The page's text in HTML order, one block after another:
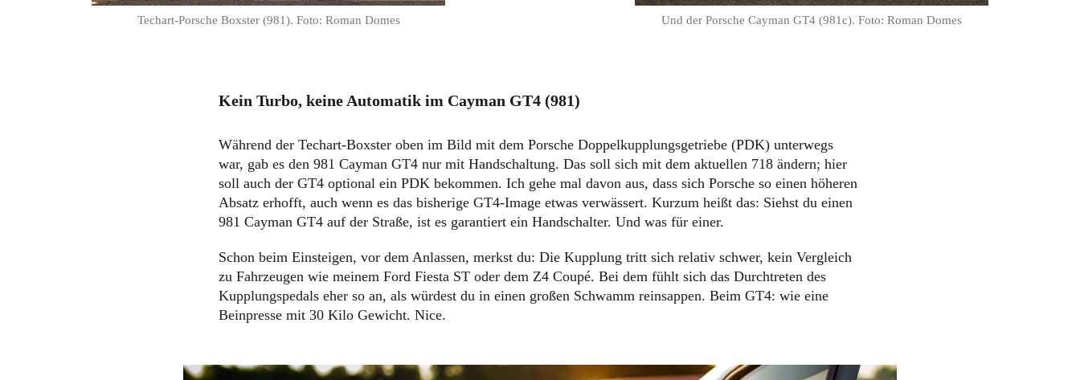
Techart-Porsche Boxster (981). Foto: Roman Domes Und der Porsche Cayman GT4 (981c). Foto: Roman Domes
Kein Turbo, keine Automatik im Cayman GT4 (981)
Während der Techart-Boxster oben im Bild mit dem Porsche Doppelkupplungsgetriebe (PDK) unterwegs
war, gab es den 981 Cayman GT4 nur mit Handschaltung. Das soll sich mit dem aktuellen 718 ändern; hier
soll auch der GT4 optional ein PDK bekommen. Ich gehe mal davon aus, dass sich Porsche so einen höheren
Absatz erhofft, auch wenn es das bisherige GT4-Image etwas verwässert. Kurzum heißt das: Siehst du einen
981 Cayman GT4 auf der Straße, ist es garantiert ein Handschalter. Und was für einer.
Schon beim Einsteigen, vor dem Anlassen, merkst du: Die Kupplung tritt sich relativ schwer, kein Vergleich
zu Fahrzeugen wie meinem Ford Fiesta ST oder dem Z4 Coupé. Bei dem fühlt sich das Durchtreten des
Kupplungspedals eher so an, als würdest du in einen großen Schwamm reinsappen. Beim GT4: wie eine
Beinpresse mit 30 Kilo Gewicht. Nice.